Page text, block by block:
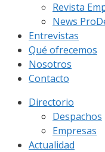
Revista
News
Entrevistas
Qué ofrecemos
Nosotros
Contacto
Directorio
Despachos
Empresas
Actualidad